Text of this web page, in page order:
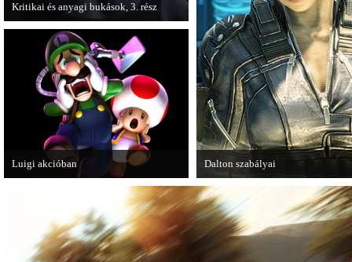
Kritikai és anyagi bukások, 3. rész
A PC Guru "Kritikai és anyagi bukások"
című cikksorozatának utolsó részét
olvashatjuk.
Dalton szabályai
Új videóval jelentkezik az
Games játéka, a Fuse.
Luigi akcióban
A Nintendo 3DS-re készülő Luigi's
Mansion: Dark Moon újabb képeken
mutatja meg magát.